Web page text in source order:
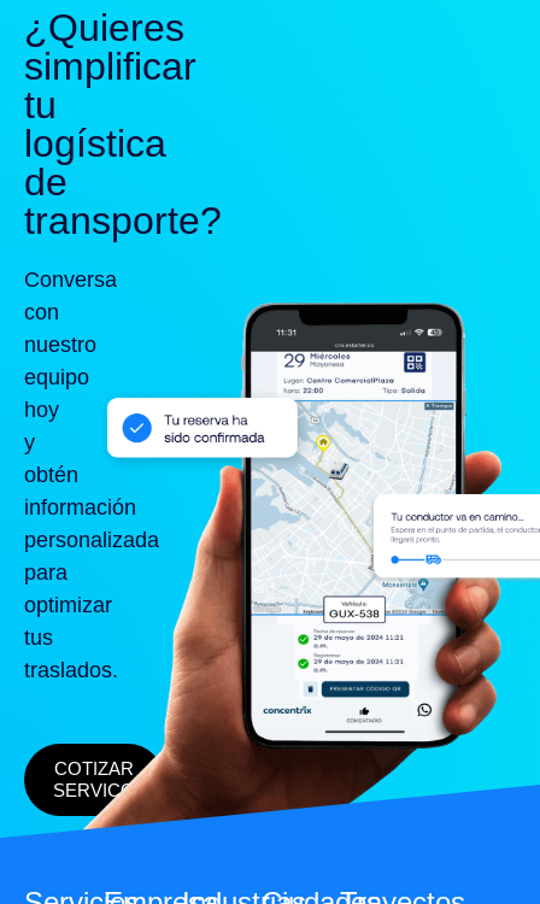
¿Quieres
simplificar
tu
logística
de
transporte?
Conversa
con
nuestro
equipo
hoy
y
obtén
información
personalizada
para
optimizar
tus
traslados.
COTIZAR
SERVICO